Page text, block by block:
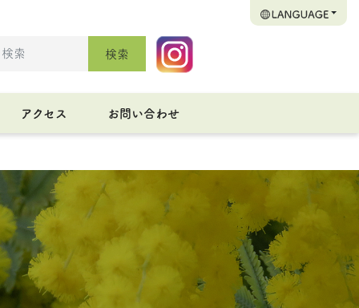
検索
アクセス お問い合わせ